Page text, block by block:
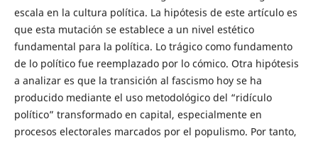
escala en la cultura política. La hipótesis de este artículo es
que esta mutación se establece a un nivel estético
fundamental para la política. Lo trágico como fundamento
de lo político fue reemplazado por lo cómico. Otra hipótesis
a analizar es que la transición al fascismo hoy se ha
producido mediante el uso metodológico del “ridículo
político” transformado en capital, especialmente en
procesos electorales marcados por el populismo. Por tanto,